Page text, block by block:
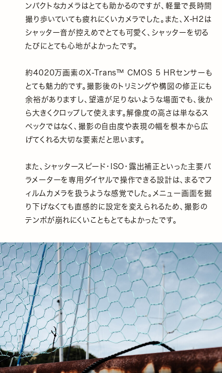
ンパクトなカメラはとても助かるのですが、軽量で長時間
撮り歩いていても疲れにくいカメラでした。また、X-H2は
シャッター音が控えめでとても可愛く、シャッターを切る
たびにとても心地がよかったです。
約4020万画素のX-Trans™ CMOS 5 HRセンサーも
とても魅力的です。撮影後のトリミングや構図の修正にも
余裕がありますし、望遠が足りないような場面でも、後か
ら大きくクロップして使えます。解像度の高さは単なるス
ペックではなく、撮影の自由度や表現の幅を根本から広
げてくれる大切な要素だと思います。
また、シャッタースピード・ISO・露出補正といった主要パ
ラメーターを専用ダイヤルで操作できる設計は、まるでフ
ィルムカメラを扱うような感覚でした。メニュー画面を掘
り下げなくても直感的に設定を変えられるため、撮影の
テンポが崩れにくいこともとてもよかったです。